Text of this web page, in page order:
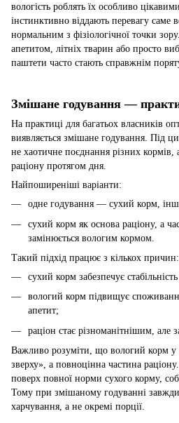
вологість роблять їх особливо
інстинктивно віддають перевагу саме
нормальним з фізіологічної точки
апетитом, літніх тварин або просто
паштети часто стають справжнім
Змішане годування —
На практиці для багатьох власників
виявляється змішане годування. Під
не хаотичне поєднання різних кормів,
раціону протягом дня.
Найпоширеніші варіанти:
одне годування — сухий корм,
сухий корм як основа раціону, а
замінюється вологим кормом.
Такий підхід працює з кількох причин:
сухий корм забезпечує
вологий корм підвищує
апетит;
раціон стає різноманітнішим, але
Важливо розуміти, що вологий корм
зверху», а повноцінна частина
поверх повної норми сухого корму,
Тому при змішаному годуванні
харчування, а не окремі порції.